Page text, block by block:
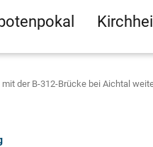
der B-312-Brücke bei Aichtal